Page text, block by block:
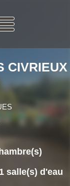
CIVRIEUX
1 salle(s) d'eau